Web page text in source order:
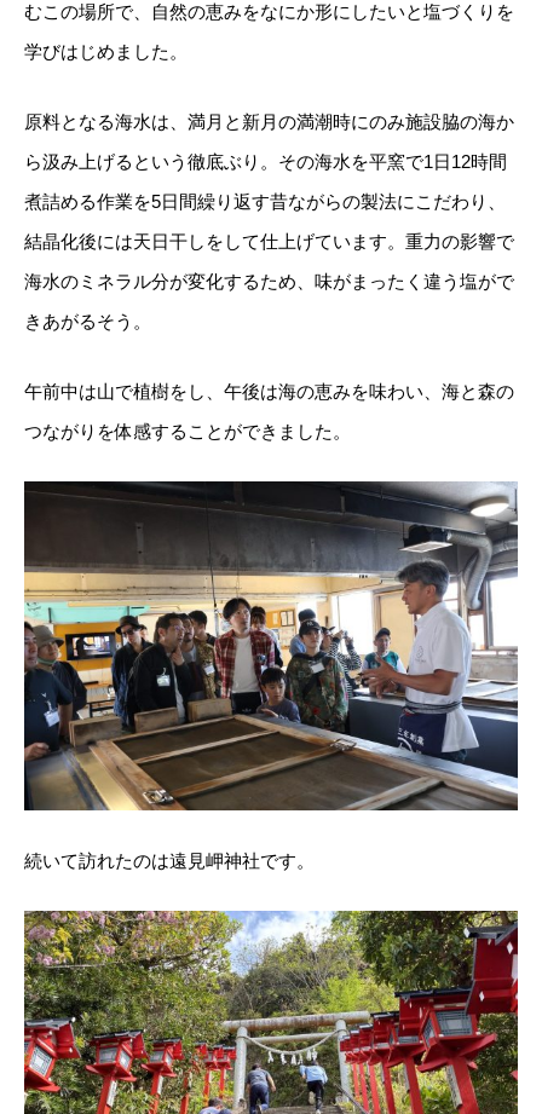
むこの場所で、自然の恵みをなにか形にしたいと塩づくりを
学びはじめました。
原料となる海水は、満月と新月の満潮時にのみ施設脇の海か
ら汲み上げるという徹底ぶり。その海水を平窯で1日12時間
煮詰める作業を5日間繰り返す昔ながらの製法にこだわり、
結晶化後には天日干しをして仕上げています。重力の影響で
海水のミネラル分が変化するため、味がまったく違う塩がで
きあがるそう。
午前中は山で植樹をし、午後は海の恵みを味わい、海と森の
つながりを体感することができました。
続いて訪れたのは遠見岬神社です。